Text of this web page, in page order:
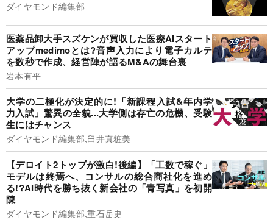
ダイヤモンド編集部
医薬品卸大手スズケンが買収した医療AIスタート
アップmedimoとは?音声入力により電子カルテ
を数秒で作成、経営陣が語るM&Aの舞台裏
岩本有平
大学の二極化が決定的に!「新課程入試&年内学
力入試」驚異の全貌...大学側は存亡の危機、受験
生にはチャンス
ダイヤモンド編集部,臼井真粧美
【デロイト2トップが激白!後編】「工数で稼ぐ」
モデルは終焉へ、コンサルの総合商社化を進め
る!?AI時代を勝ち抜く新会社の「青写真」を初開
陳
ダイヤモンド編集部,重石岳史